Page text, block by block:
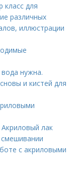
класс для
различных
иллюстрации
нужна.
и кистей для
лак
с акриловыми